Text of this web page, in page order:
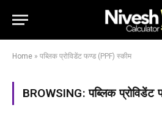
Home » पब्लिक प्रोविडेंट फण्ड (PPF) स्कीम
BROWSING:पब्लिक